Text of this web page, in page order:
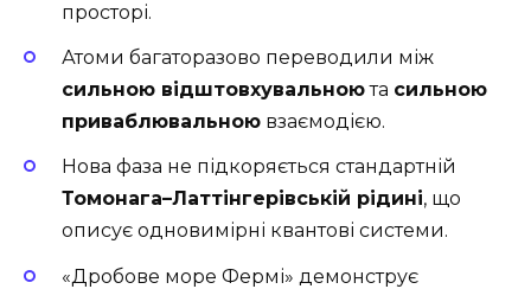
просторі.
Атоми багаторазово переводили між
сильною відштовхувальноюта сильною
приваблювальною взаємодією.
Нова фаза не підкоряється стандартній
Томонага–Латтінгерівській рідині, що
описує одновимірні квантові системи.
«Дробове море Фермі» демонструє